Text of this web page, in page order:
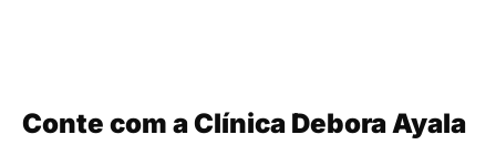
Conte com a Clínica Debora Ayala